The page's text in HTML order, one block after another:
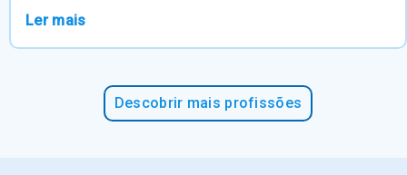
Ler mais
Descobrir mais profissões